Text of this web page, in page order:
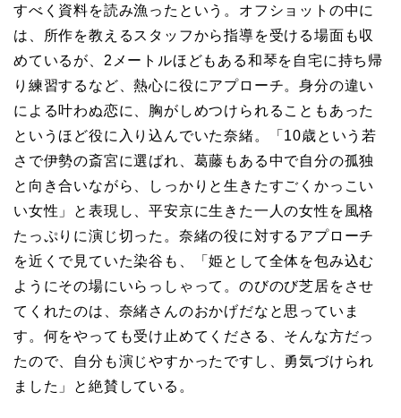
すべく資料を読み漁ったという。オフショットの中に
は、所作を教えるスタッフから指導を受ける場面も収
めているが、2メートルほどもある和琴を自宅に持ち帰
り練習するなど、熱心に役にアプローチ。身分の違い
による叶わぬ恋に、胸がしめつけられることもあった
というほど役に入り込んでいた奈緒。「10歳という若
さで伊勢の斎宮に選ばれ、葛藤もある中で自分の孤独
と向き合いながら、しっかりと生きたすごくかっこい
い女性」と表現し、平安京に生きた一人の女性を風格
たっぷりに演じ切った。奈緒の役に対するアプローチ
を近くで見ていた染谷も、「姫として全体を包み込む
ようにその場にいらっしゃって。のびのび芝居をさせ
てくれたのは、奈緒さんのおかげだなと思っていま
す。何をやっても受け止めてくださる、そんな方だっ
たので、自分も演じやすかったですし、勇気づけられ
ました」と絶賛している。